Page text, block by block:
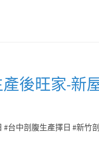
後旺家-新
#台中剖腹生產擇日 #新